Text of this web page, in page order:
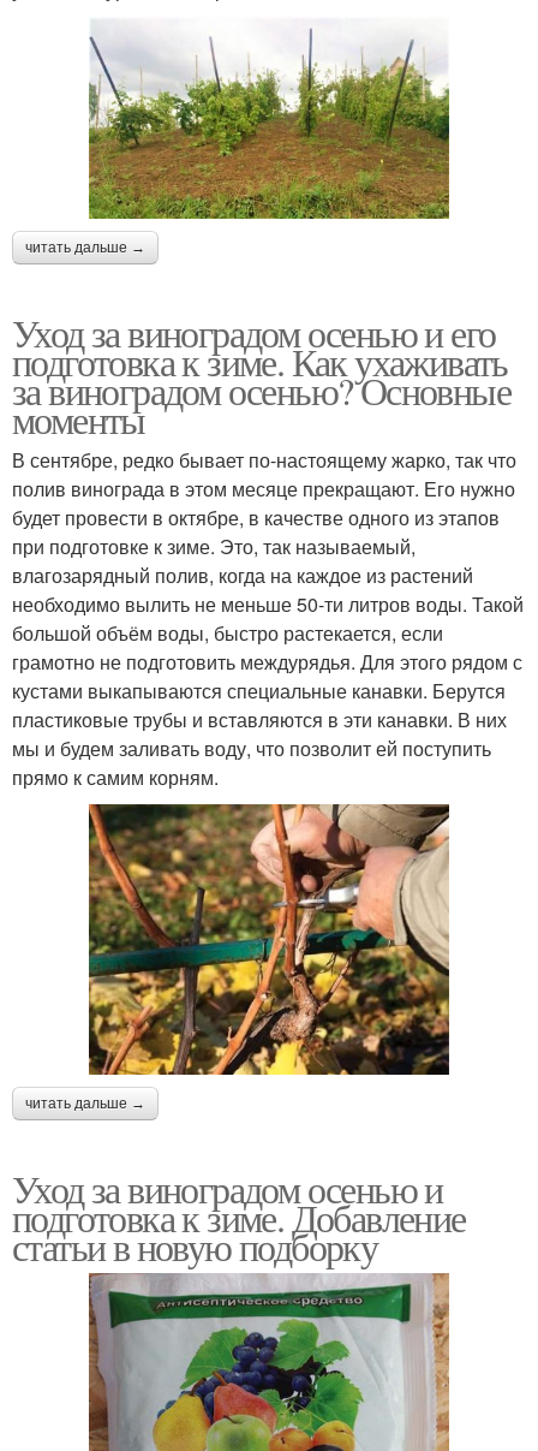
читать дальше →
Уход за виноградом осенью и его
подготовка к зиме. Как ухаживать
за виноградом осенью? Основные
моменты
В сентябре, редко бывает по-настоящему жарко, так что
полив винограда в этом месяце прекращают. Его нужно
будет провести в октябре, в качестве одного из этапов
при подготовке к зиме. Это, так называемый,
влагозарядный полив, когда на каждое из растений
необходимо вылить не меньше 50-ти литров воды. Такой
большой объём воды, быстро растекается, если
грамотно не подготовить междурядья. Для этого рядом с
кустами выкапываются специальные канавки. Берутся
пластиковые трубы и вставляются в эти канавки. В них
мы и будем заливать воду, что позволит ей поступить
прямо к самим корням.
читать дальше →
Уход за виноградом осенью и
подготовка к зиме. Добавление
статьи в новую подборку